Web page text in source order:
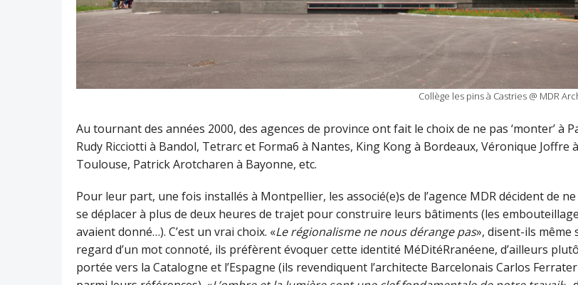
Collège les pins à Castries @ MDR
Au tournant des années 2000, des agences de province ont fait le choix de ne pas ‘monter’ à
Rudy Ricciotti à Bandol, Tetrarc et Forma6 à Nantes, King Kong à Bordeaux, Véronique Joffre à
Toulouse, Patrick Arotcharen à Bayonne, etc.
Pour leur part, une fois installés à Montpellier, les associé(e)s de l’agence MDR décident de ne
se déplacer à plus de deux heures de trajet pour construire leurs bâtiments (les
avaient donné…). C’est un vrai choix. «Le régionalisme ne nous dérange pas», disent-ils même
regard d’un mot connoté, ils préfèrent évoquer cette identité MéDitéRranéene, d’ailleurs
portée vers la Catalogne et l’Espagne (ils revendiquent l’architecte Barcelonais Carlos Ferrater